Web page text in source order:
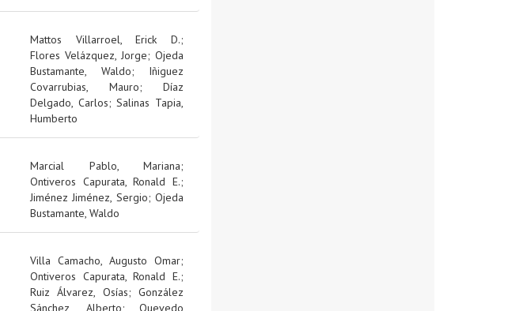
Mattos Villarroel, Erick D.;
Flores Velázquez, Jorge; Ojeda
Bustamante, Waldo; Iñiguez
Covarrubias, Mauro; Díaz
Delgado, Carlos;Salinas Tapia,
Humberto
Marcial Pablo, Mariana;
Ontiveros Capurata, Ronald E.;
Jiménez Jiménez, Sergio;Ojeda
Bustamante, Waldo
Villa Camacho, Augusto Omar;
Ontiveros Capurata, Ronald E.;
Ruiz Álvarez, Osías;González
Sánchez, Alberto; Quevedo